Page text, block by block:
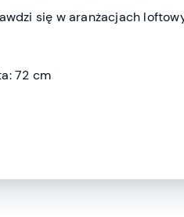
się w aranżacjach
72 cm